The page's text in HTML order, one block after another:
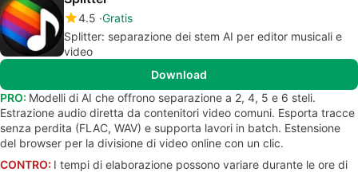
4.5 Gratis
Splitter: separazione dei stem AI per editor musicali e
video
Download
PRO: Modelli di AI che offrono separazione a 2, 4, 5 e 6 steli.
Estrazione audio diretta da contenitori video comuni. Esporta tracce
senza perdita (FLAC, WAV) e supporta lavori in batch. Estensione
del browser per la divisione di video online con un clic.
CONTRO: I tempi di elaborazione possono variare durante le ore di